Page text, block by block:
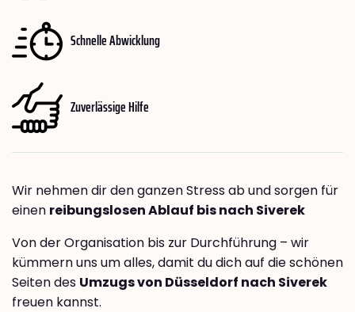
Schnelle Abwicklung
Zuverlässige Hilfe
Wir nehmen dir den ganzen Stress ab und sorgen für
einen reibungslosen Ablauf bis nach Siverek
Von der Organisation bis zur Durchführung – wir
kümmern uns um alles, damit du dich auf die schönen
Seiten des Umzugs von Düsseldorf nach Siverek
freuen kannst.